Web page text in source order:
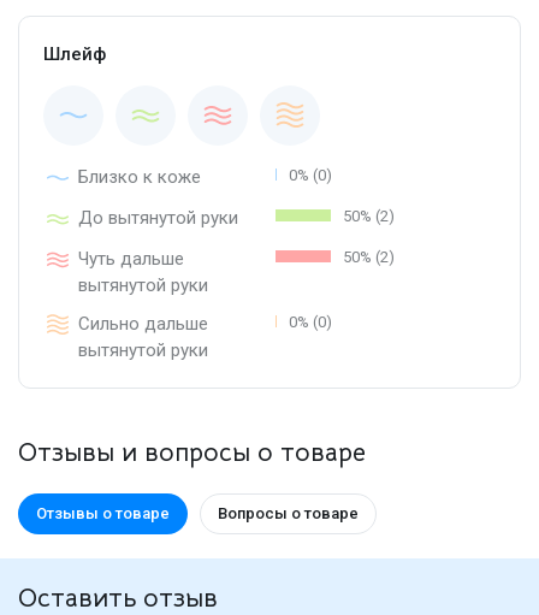
Шлейф
Близко к коже 0% (0)
До вытянутой руки 50% (2)
Чуть дальше
вытянутой руки
50% (2)
Сильно дальше
вытянутой руки
0% (0)
Отзывы и вопросы о товаре
Отзывы о товаре Вопросы о товаре
Оставить отзыв